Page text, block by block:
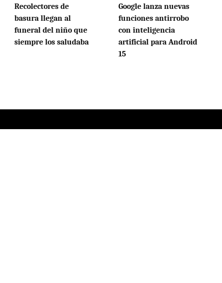
Recolectores de
basura llegan al
funeral del niño que
siempre los saludaba
Google lanza nuevas
funciones antirrobo
con inteligencia
artificial para Android
15